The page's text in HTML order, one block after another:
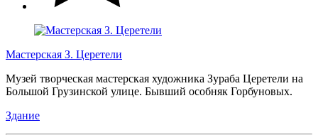
Мастерская З. Церетели
Музей творческая мастерская художника Зураба Церетели на
Большой Грузинской улице. Бывший особняк Горбуновых.
Здание